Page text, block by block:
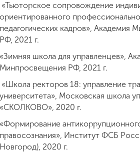
«Тьюторское сопровождение
ориентированного
педагогических кадров», Академия
РФ, 2021 г.
«Зимняя школа для управленцев»,
Минпросвещения РФ, 2021 г.
«Школа ректоров 18: управление
университета», Московская школа
«СКОЛКОВО», 2020 г.
«Формирование
правосознания», Институт ФСБ
Новгород), 2020 г.